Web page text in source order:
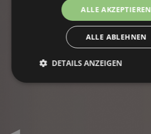
ALLE AKZEPTIEREN
ALLE ABLEHNEN
DETAILS ANZEIGEN